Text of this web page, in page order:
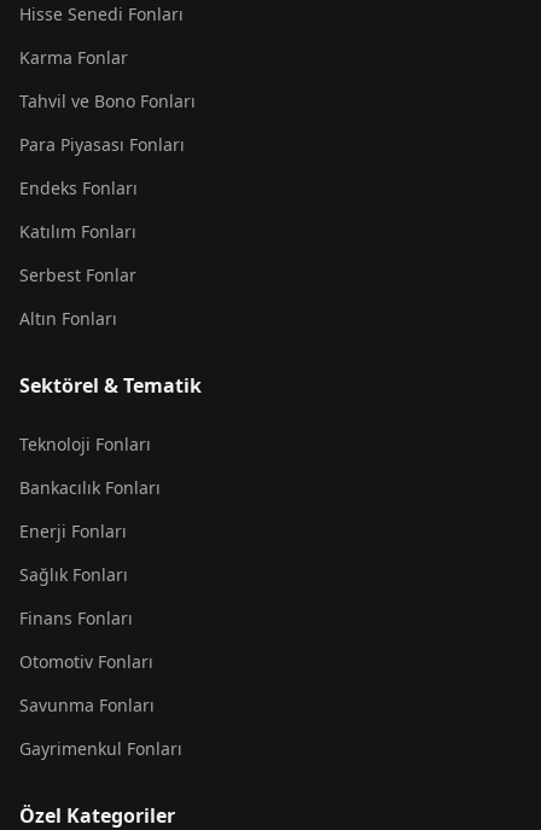
Hisse Senedi Fonları
Karma Fonlar
Tahvil ve Bono Fonları
Para Piyasası Fonları
Endeks Fonları
Katılım Fonları
Serbest Fonlar
Altın Fonları
Sektörel & Tematik
Teknoloji Fonları
Bankacılık Fonları
Enerji Fonları
Sağlık Fonları
Finans Fonları
Otomotiv Fonları
Savunma Fonları
Gayrimenkul Fonları
Özel Kategoriler